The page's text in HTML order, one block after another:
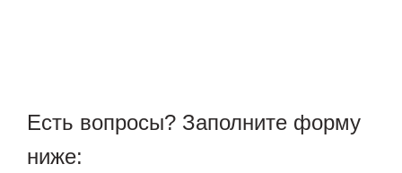
Есть вопросы? Заполните форму
ниже: